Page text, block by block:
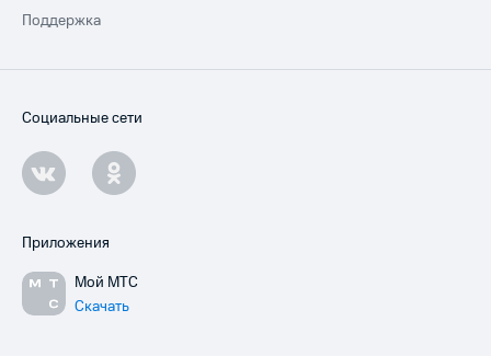
Поддержка
Социальные сети
Приложения
Мой МТС
Скачать